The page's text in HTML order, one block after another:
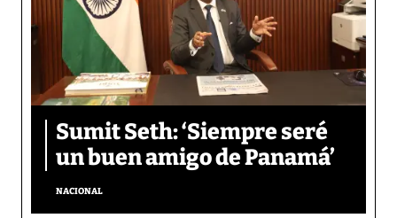
Sumit Seth: ‘Siempre seré
un buen amigo de Panamá’
NACIONAL